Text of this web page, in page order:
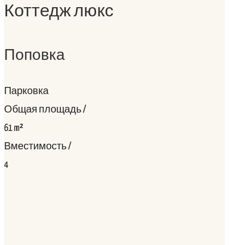
Коттедж люкс
Поповка
Парковка
Общая площадь /
61 m²
Вместимость /
4